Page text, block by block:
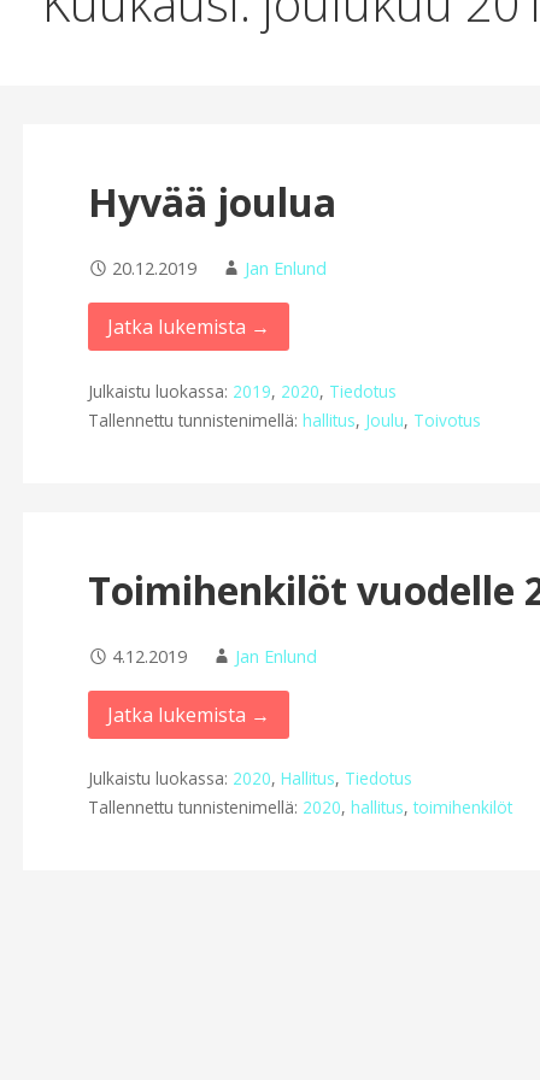
Hyvää joulua
20.12.2019 Jan Enlund
Jatka lukemista →
Julkaistu luokassa: 2019, 2020, Tiedotus
Tallennettu tunnistenimellä: hallitus, Joulu, Toivotus
Toimihenkilöt vuodelle
4.12.2019 Jan Enlund
Jatka lukemista →
Julkaistu luokassa: 2020, Hallitus, Tiedotus
Tallennettu tunnistenimellä: 2020, hallitus, toimihenkilöt